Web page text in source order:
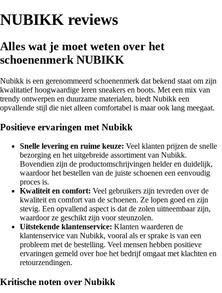
NUBIKK reviews
Alles wat je moet weten over het
schoenenmerk NUBIKK
Nubikk is een gerenommeerd schoenenmerk dat bekend staat om zijn
kwalitatief hoogwaardige leren sneakers en boots. Met een mix van
trendy ontwerpen en duurzame materialen, biedt Nubikk een
opvallende stijl die niet alleen comfortabel is maar ook lang meegaat.
Positieve ervaringen met Nubikk
Snelle levering en ruime keuze: Veel klanten prijzen de snelle
bezorging en het uitgebreide assortiment van Nubikk.
Bovendien zijn de productomschrijvingen helder en duidelijk,
waardoor het bestellen van de juiste schoenen een eenvoudig
proces is.
Kwaliteit en comfort: Veel gebruikers zijn tevreden over de
kwaliteit en comfort van de schoenen. Ze lopen goed en zijn
stevig. Een opvallend aspect is dat de zolen uitneembaar zijn,
waardoor ze geschikt zijn voor steunzolen.
Uitstekende klantenservice: Klanten waarderen de
klantenservice van Nubikk, vooral als er sprake is van een
probleem met de bestelling. Veel mensen hebben positieve
ervaringen gemeld over hoe het bedrijf omgaat met klachten en
retourzendingen.
Kritische noten over Nubikk